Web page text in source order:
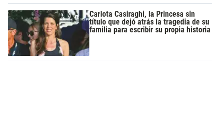
Carlota Casiraghi, la Princesa sin
título que dejó atrás la tragedia de su
familia para escribir su propia historia